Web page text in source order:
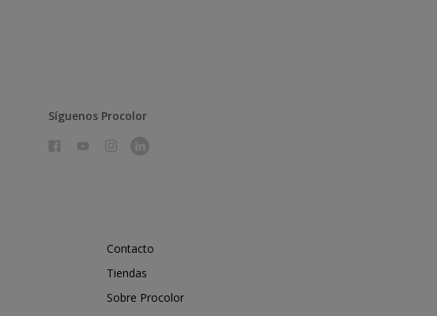
Síguenos Procolor
Contacto
Tiendas
Sobre Procolor